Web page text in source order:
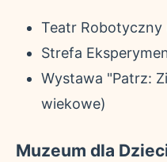
Teatr Robotyczny
Strefa
Wystawa "Patrz:
wiekowe)
Muzeum dla